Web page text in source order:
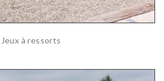
Jeux à ressorts